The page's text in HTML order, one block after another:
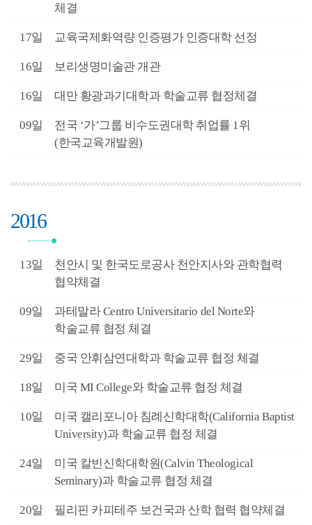
체결
17일 교육국제화역량 인증평가 인증대학 선정
16일 보리생명미술관 개관
16일 대만 황광과기대학과 학술교류 협정체결
09일
전국 ‘가’그룹 비수도권대학 취업률 1위
(한국교육개발원)
2016
13일
천안시 및 한국도로공사 천안지사와 관학협력
협약체결
09일
과테말라 Centro Universitario del Norte와
학술교류 협정 체결
29일 중국 안휘삼연대학과 학술교류 협정 체결
18일 미국 MI College와 학술교류 협정 체결
10일
미국 캘리포니아 침례신학대학(California Baptist
University)과 학술교류 협정 체결
24일
미국 칼빈신학대학원(Calvin Theological
Seminary)과 학술교류 협정 체결
20일 필리핀 카피테주 보건국과 산학 협력 협약체결